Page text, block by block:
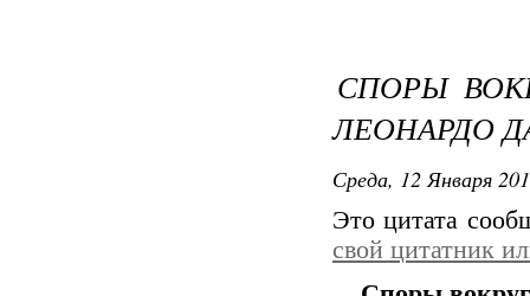
СПОРЫ
ЛЕОНАРДО
Среда, 12 Января
Это цитата
свой цитатник